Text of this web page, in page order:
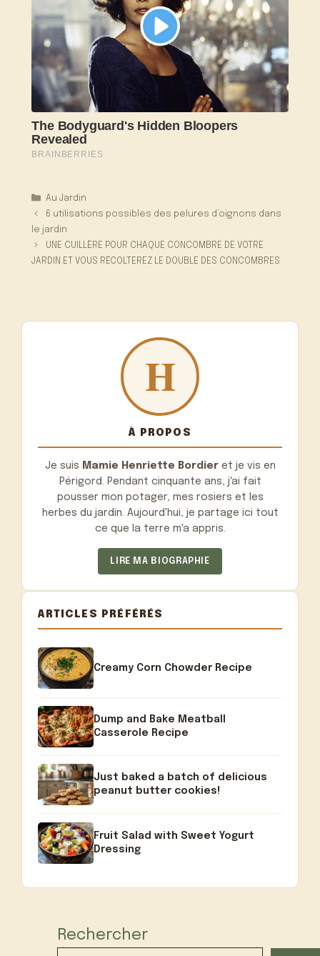
Catégories
Au Jardin
6 utilisations possibles des pelures d’oignons dans
le jardin
UNE CUILLÈRE POUR CHAQUE CONCOMBRE DE VOTRE
JARDIN ET VOUS RÉCOLTEREZ LE DOUBLE DES CONCOMBRES
À PROPOS
Je suis Mamie Henriette Bordieret je vis en
Périgord. Pendant cinquante ans, j'ai fait
pousser mon potager, mes rosiers et les
herbes du jardin. Aujourd'hui, je partage ici tout
ce que la terre m'a appris.
LIRE MA BIOGRAPHIE
ARTICLES PRÉFÉRÉS
Creamy Corn Chowder Recipe
Dump and Bake Meatball
Casserole Recipe
Just baked a batch of delicious
peanut butter cookies!
Fruit Salad with Sweet Yogurt
Dressing
Rechercher